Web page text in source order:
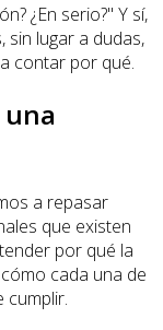
¿En serio?" Y sí,
sin lugar a dudas,
contar por qué.
a repasar
que existen
por qué la
cada una de
cumplir.